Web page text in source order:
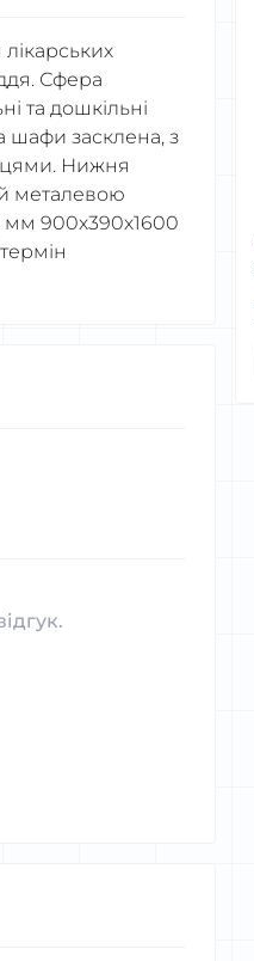
Сфера
та дошкільні
шафи засклена, з
Нижня
металевою
мм 900х390х1600